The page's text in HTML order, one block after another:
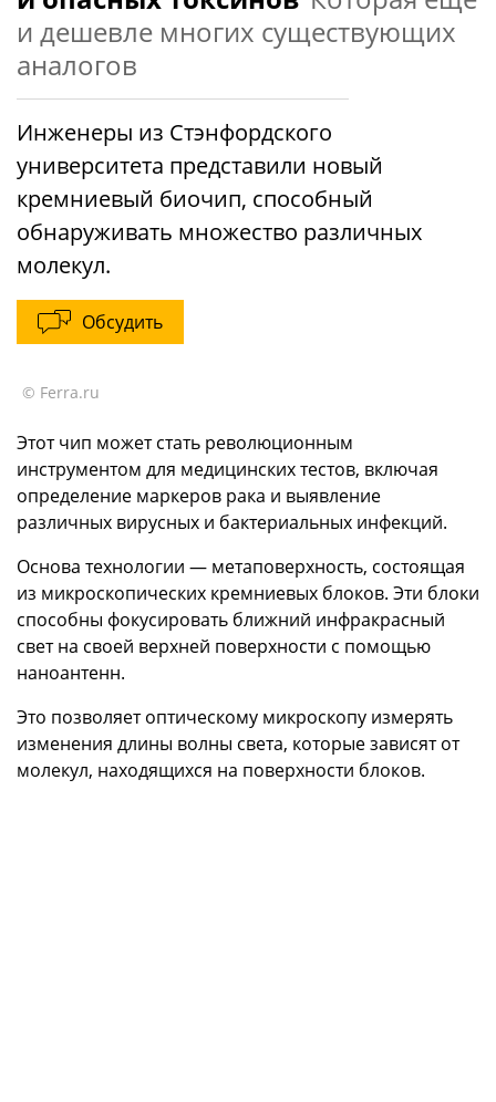
и дешевле многих существующих
аналогов
Инженеры из Стэнфордского
университета представили новый
кремниевый биочип, способный
обнаруживать множество различных
молекул.
Обсудить
© Ferra.ru
Этот чип может стать революционным
инструментом для медицинских тестов, включая
определение маркеров рака и выявление
различных вирусных и бактериальных инфекций.
Основа технологии — метаповерхность, состоящая
из микроскопических кремниевых блоков. Эти блоки
способны фокусировать ближний инфракрасный
свет на своей верхней поверхности с помощью
наноантенн.
Это позволяет оптическому микроскопу измерять
изменения длины волны света, которые зависят от
молекул, находящихся на поверхности блоков.